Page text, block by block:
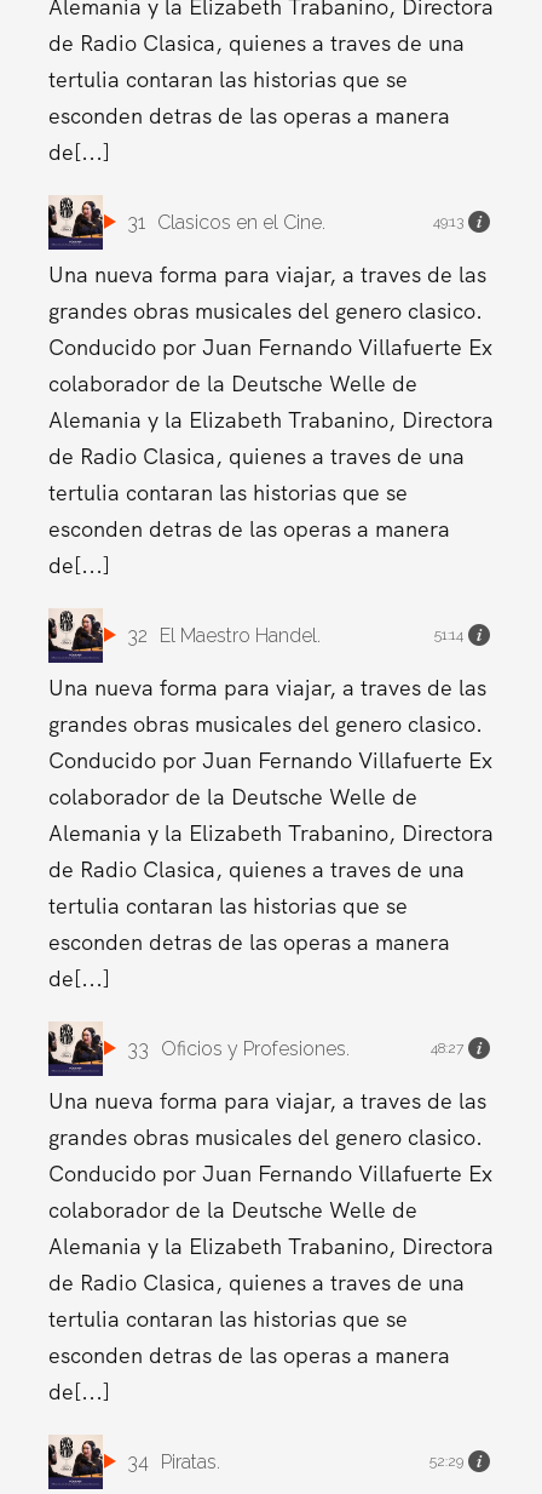
Alemania y la Elizabeth Trabanino, Directora
de Radio Clasica, quienes a traves de una
tertulia contaran las historias que se
esconden detras de las operas a manera
de[...]
31 Clasicos en el Cine. 49:13
Una nueva forma para viajar, a traves de las
grandes obras musicales del genero clasico.
Conducido por Juan Fernando Villafuerte Ex
colaborador de la Deutsche Welle de
Alemania y la Elizabeth Trabanino, Directora
de Radio Clasica, quienes a traves de una
tertulia contaran las historias que se
esconden detras de las operas a manera
de[...]
32 El Maestro Handel. 51:14
Una nueva forma para viajar, a traves de las
grandes obras musicales del genero clasico.
Conducido por Juan Fernando Villafuerte Ex
colaborador de la Deutsche Welle de
Alemania y la Elizabeth Trabanino, Directora
de Radio Clasica, quienes a traves de una
tertulia contaran las historias que se
esconden detras de las operas a manera
de[...]
33 Oficios y Profesiones. 48:27
Una nueva forma para viajar, a traves de las
grandes obras musicales del genero clasico.
Conducido por Juan Fernando Villafuerte Ex
colaborador de la Deutsche Welle de
Alemania y la Elizabeth Trabanino, Directora
de Radio Clasica, quienes a traves de una
tertulia contaran las historias que se
esconden detras de las operas a manera
de[...]
34 Piratas. 52:29